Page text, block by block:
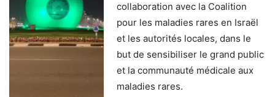
collaboration avec la Coalition
pour les maladies rares en Israël
et les autorités locales, dans le
but de sensibiliser le grand public
et la communauté médicale aux
maladies rares.